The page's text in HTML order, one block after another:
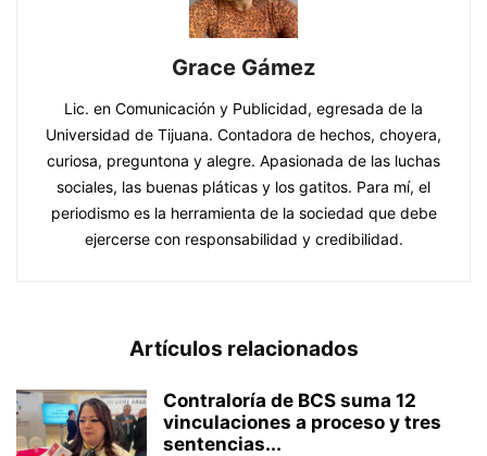
Grace Gámez
Lic. en Comunicación y Publicidad, egresada de la
Universidad de Tijuana. Contadora de hechos, choyera,
curiosa, preguntona y alegre. Apasionada de las luchas
sociales, las buenas pláticas y los gatitos. Para mí, el
periodismo es la herramienta de la sociedad que debe
ejercerse con responsabilidad y credibilidad.
Artículos relacionados
Contraloría de BCS suma 12
vinculaciones a proceso y tres
sentencias...